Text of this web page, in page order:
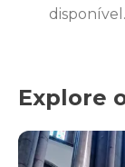
Explore